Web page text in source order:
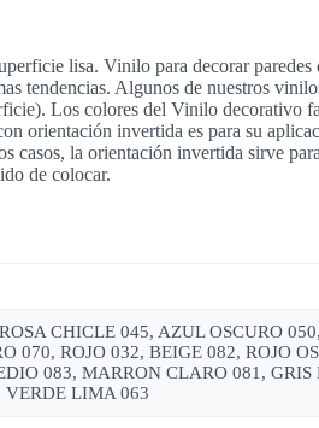
lisa. Vinilo para decorar
tendencias. Algunos de nuestros
Los colores del Vinilo decorativo
orientación invertida es para su
casos, la orientación invertida sirve
de colocar.
CHICLE 045, AZUL OSCURO
070, ROJO 032, BEIGE 082, ROJO
083, MARRON CLARO 081,
VERDE LIMA 063